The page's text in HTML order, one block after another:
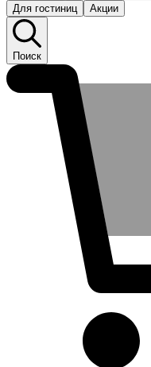
Для гостиниц
Акции
Поиск